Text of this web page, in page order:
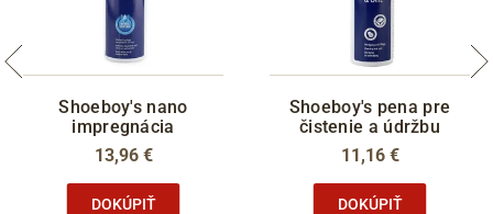
Shoeboy's nano
impregnácia
13,96 €
DOKÚPIŤ
Shoeboy's pena pre
čistenie a údržbu
11,16 €
DOKÚPIŤ